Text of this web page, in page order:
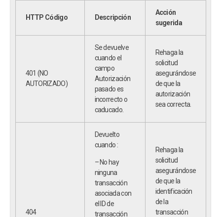
HTTP Código Descripción
Acción
sugerida
401 (NO
AUTORIZADO)
Se devuelve
cuando el
campo
Autorización
pasado es
incorrecto o
caducado.
Rehaga la
solicitud
asegurándose
de que la
autorización
sea correcta.
404
Devuelto
cuando :
– No hay
ninguna
transacción
asociada con
el ID de
transacción
Rehaga la
solicitud
asegurándose
de que la
identificación
de la
transacción